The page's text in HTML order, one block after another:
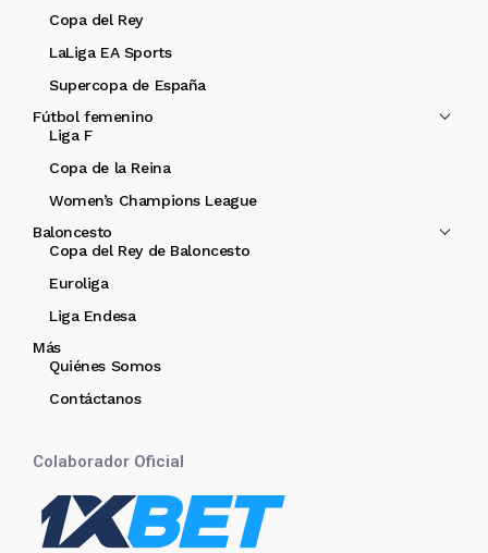
Copa del Rey
LaLiga EA Sports
Supercopa de España
Fútbol femenino
Liga F
Copa de la Reina
Women’s Champions League
Baloncesto
Copa del Rey de Baloncesto
Euroliga
Liga Endesa
Más
Quiénes Somos
Contáctanos
Colaborador Oficial